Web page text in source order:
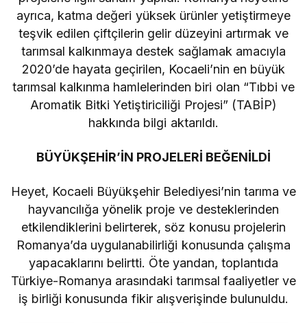
ayrıca, katma değeri yüksek ürünler yetiştirmeye
teşvik edilen çiftçilerin gelir düzeyini artırmak ve
tarımsal kalkınmaya destek sağlamak amacıyla
2020’de hayata geçirilen, Kocaeli’nin en büyük
tarımsal kalkınma hamlelerinden biri olan “Tıbbi ve
Aromatik Bitki Yetiştiriciliği Projesi” (TABİP)
hakkında bilgi aktarıldı.
BÜYÜKŞEHİR’İN PROJELERİ BEĞENİLDİ
Heyet, Kocaeli Büyükşehir Belediyesi’nin tarıma ve
hayvancılığa yönelik proje ve desteklerinden
etkilendiklerini belirterek, söz konusu projelerin
Romanya’da uygulanabilirliği konusunda çalışma
yapacaklarını belirtti. Öte yandan, toplantıda
Türkiye-Romanya arasındaki tarımsal faaliyetler ve
iş birliği konusunda fikir alışverişinde bulunuldu.